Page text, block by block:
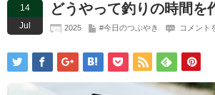
14
Jul
どうやって釣りの時間を
2025 #今日のつぶやき コメント